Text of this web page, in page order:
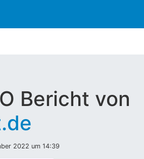
Bericht von
2022 um 14:39